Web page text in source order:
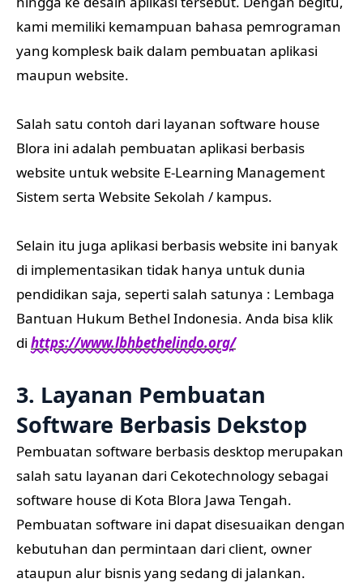
kami memiliki kemampuan bahasa pemrograman
yang komplesk baik dalam pembuatan aplikasi
maupun website.
Salah satu contoh dari layanan software house
Blora ini adalah pembuatan aplikasi berbasis
website untuk website E-Learning Management
Sistem serta Website Sekolah / kampus.
Selain itu juga aplikasi berbasis website ini banyak
di implementasikan tidak hanya untuk dunia
pendidikan saja, seperti salah satunya : Lembaga
Bantuan Hukum Bethel Indonesia. Anda bisa klik
di https://www.lbhbethelindo.org/
3. Layanan Pembuatan
Software Berbasis Dekstop
Pembuatan software berbasis desktop merupakan
salah satu layanan dari Cekotechnology sebagai
software house di Kota Blora Jawa Tengah.
Pembuatan software ini dapat disesuaikan dengan
kebutuhan dan permintaan dari client, owner
ataupun alur bisnis yang sedang di jalankan.